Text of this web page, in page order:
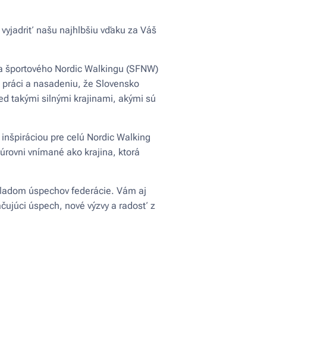
našu najhlbšiu vďaku za Váš
Nordic Walkingu (SFNW)
a nasadeniu, že Slovensko
takými silnými krajinami, akými sú
pre celú Nordic Walking
vnímané ako krajina, ktorá
úspechov federácie. Vám aj
úspech, nové výzvy a radosť z